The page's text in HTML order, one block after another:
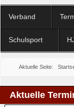
Verband
Schulsport
Aktuelle Seite:
Aktuelle